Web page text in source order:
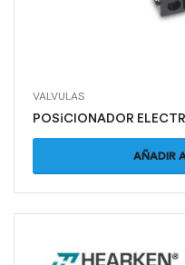
VALVULAS
POSiCIONADOR
AÑADIR